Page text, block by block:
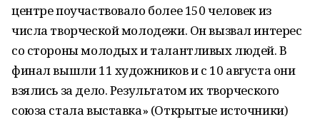
центре поучаствовало более 150 человек из
числа творческой молодежи. Он вызвал интерес
со стороны молодых и талантливых людей. В
финал вышли 11 художников и с 10 августа они
взялись за дело. Результатом их творческого
союза стала выставка» (Открытые источники)